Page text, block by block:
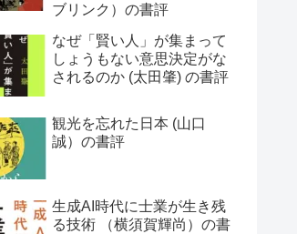
ブリンク）の書評
なぜ「賢い人」が集まって
しょうもない意思決定がな
されるのか (太田肇) の書評
観光を忘れた日本 (山口
誠）の書評
生成AI時代に士業が生き残
る技術 （横須賀輝尚）の書